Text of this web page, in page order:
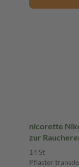
nicorette
zur
14 St
Pflaster